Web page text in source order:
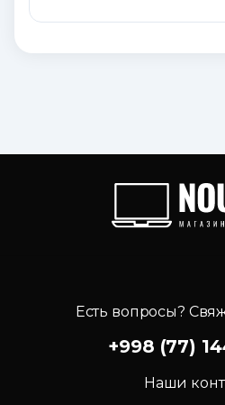
Есть вопросы?
+998 (77)
Наши